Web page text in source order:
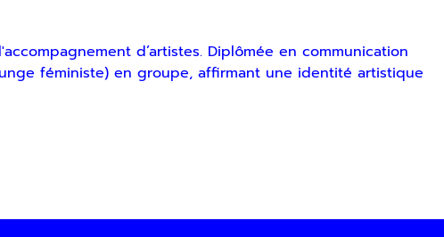
d’artistes. Diplômée en communication
féministe) en groupe, affirmant une identité artistique